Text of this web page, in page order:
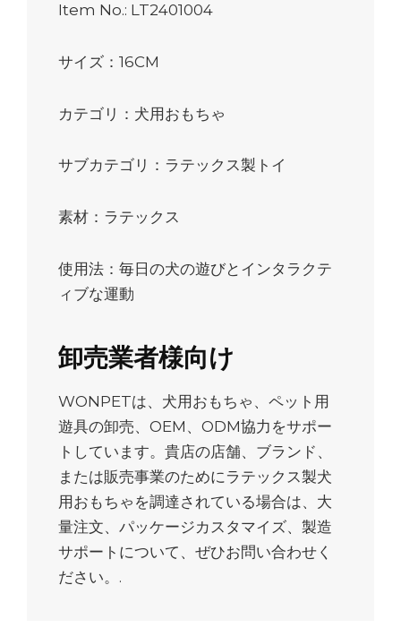
Item No.: LT2401004
サイズ：16CM
カテゴリ：犬用おもちゃ
サブカテゴリ：ラテックス製トイ
素材：ラテックス
使用法：毎日の犬の遊びとインタラクテ
ィブな運動
卸売業者様向け
WONPETは、犬用おもちゃ、ペット用
遊具の卸売、OEM、ODM協力をサポー
トしています。貴店の店舗、ブランド、
または販売事業のためにラテックス製犬
用おもちゃを調達されている場合は、大
量注文、パッケージカスタマイズ、製造
サポートについて、ぜひお問い合わせく
ださい。.